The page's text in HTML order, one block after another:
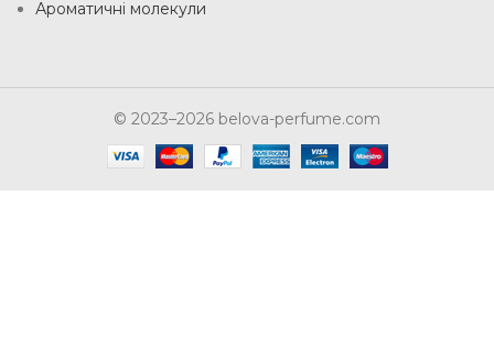
Ароматичні молекули
© 2023–2026 belova-perfume.com